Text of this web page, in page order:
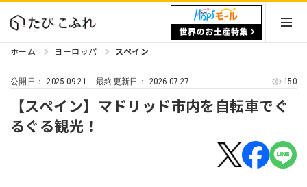
ホーム ヨーロッパ スペイン
公開日：2025.09.21 最終更新日： 2026.07.27 150
【スペイン】マドリッド市内を自転車でぐ
るぐる観光！